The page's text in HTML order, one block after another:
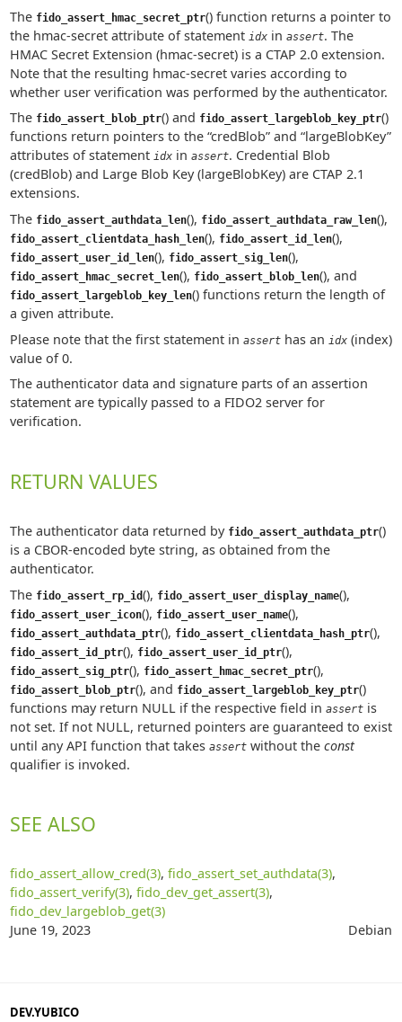
The fido_assert_hmac_secret_ptr() function returns a pointer to
the hmac-secret attribute of statement idxin assert. The
HMAC Secret Extension (hmac-secret) is a CTAP 2.0 extension.
Note that the resulting hmac-secret varies according to
whether user verification was performed by the authenticator.
The fido_assert_blob_ptr() and fido_assert_largeblob_key_ptr()
functions return pointers to the “credBlob” and “largeBlobKey”
attributes of statement idxin assert. Credential Blob
(credBlob) and Large Blob Key (largeBlobKey) are CTAP 2.1
extensions.
The fido_assert_authdata_len(), fido_assert_authdata_raw_len(),
fido_assert_clientdata_hash_len(), fido_assert_id_len(),
fido_assert_user_id_len(), fido_assert_sig_len(),
fido_assert_hmac_secret_len(), fido_assert_blob_len(), and
fido_assert_largeblob_key_len() functions return the length of
a given attribute.
Please note that the first statement in asserthas an idx(index)
value of 0.
The authenticator data and signature parts of an assertion
statement are typically passed to a FIDO2 server for
verification.
RETURN VALUES
The authenticator data returned by fido_assert_authdata_ptr()
is a CBOR-encoded byte string, as obtained from the
authenticator.
The fido_assert_rp_id(), fido_assert_user_display_name(),
fido_assert_user_icon(), fido_assert_user_name(),
fido_assert_authdata_ptr(), fido_assert_clientdata_hash_ptr(),
fido_assert_id_ptr(), fido_assert_user_id_ptr(),
fido_assert_sig_ptr(), fido_assert_hmac_secret_ptr(),
fido_assert_blob_ptr(), and fido_assert_largeblob_key_ptr()
functions may return NULL if the respective field in assertis
not set. If not NULL, returned pointers are guaranteed to exist
until any API function that takes assertwithout the const
qualifier is invoked.
SEE ALSO
fido_assert_allow_cred(3), fido_assert_set_authdata(3),
fido_assert_verify(3), fido_dev_get_assert(3),
fido_dev_largeblob_get(3)
June 19, 2023
Debian
DEV.YUBICO